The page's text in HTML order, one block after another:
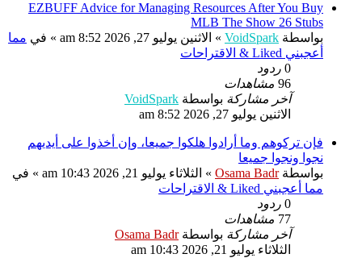
EZBUFF Advice for Managing Resources After You Buy
MLB The Show 26 Stubs
بواسطة VoidSpark
» الاثنين يوليو 27, 2026 8:52 am » في مما
أعجبني Liked & الاقتراحات
0 ردود
96 مشاهدات
آخر مشاركة بواسطة VoidSpark
الاثنين يوليو 27, 2026 8:52 am
فإن تركوهم وما أرادوا هلكوا جميعا، وإن أخذوا على أيديهم
نجوا ونجوا جميعا
بواسطةOsama Badr
» الثلاثاء يوليو 21, 2026 10:43 am
» في
مما أعجبني Liked & الاقتراحات
0 ردود
77 مشاهدات
آخر مشاركة بواسطةOsama Badr
الثلاثاء يوليو 21, 2026 10:43 am